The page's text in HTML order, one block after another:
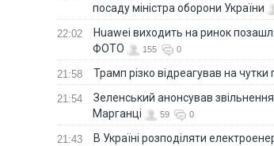
посаду міністра оборони України
22:02
Huawei виходить на ринок
ФОТО
155 0
21:58 Трамп різко відреагував на чутки
21:54
Зеленський анонсував
Марганці
59 0
21:43
В Україні розподіляти